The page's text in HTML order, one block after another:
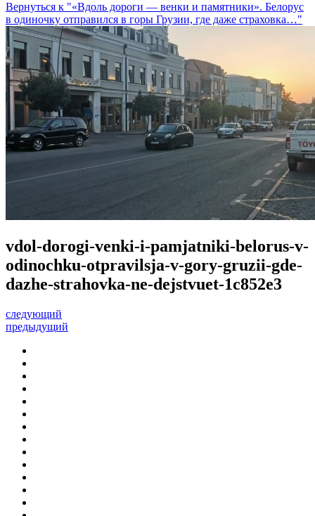
Вернуться к "«Вдоль дороги — венки и памятники». Белорус
в одиночку отправился в горы Грузии, где даже страховка…"
vdol-dorogi-venki-i-pamjatniki-belorus-v-
odinochku-otpravilsja-v-gory-gruzii-gde-
dazhe-strahovka-ne-dejstvuet-1c852e3
следующий
предыдущий